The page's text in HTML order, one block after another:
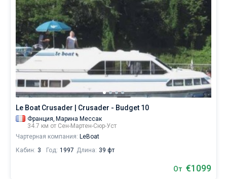
Le Boat Crusader | Crusader - Budget 10
Франция, Марина Мессак
34.7 км от Сен-Мартен-Сюр-Уст
Чартерная компания: LeBoat
Кабин: 3 Год: 1997 Длина: 39 фт
От €1099